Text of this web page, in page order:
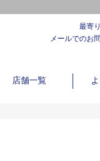
最寄
メールでのお
店舗一覧